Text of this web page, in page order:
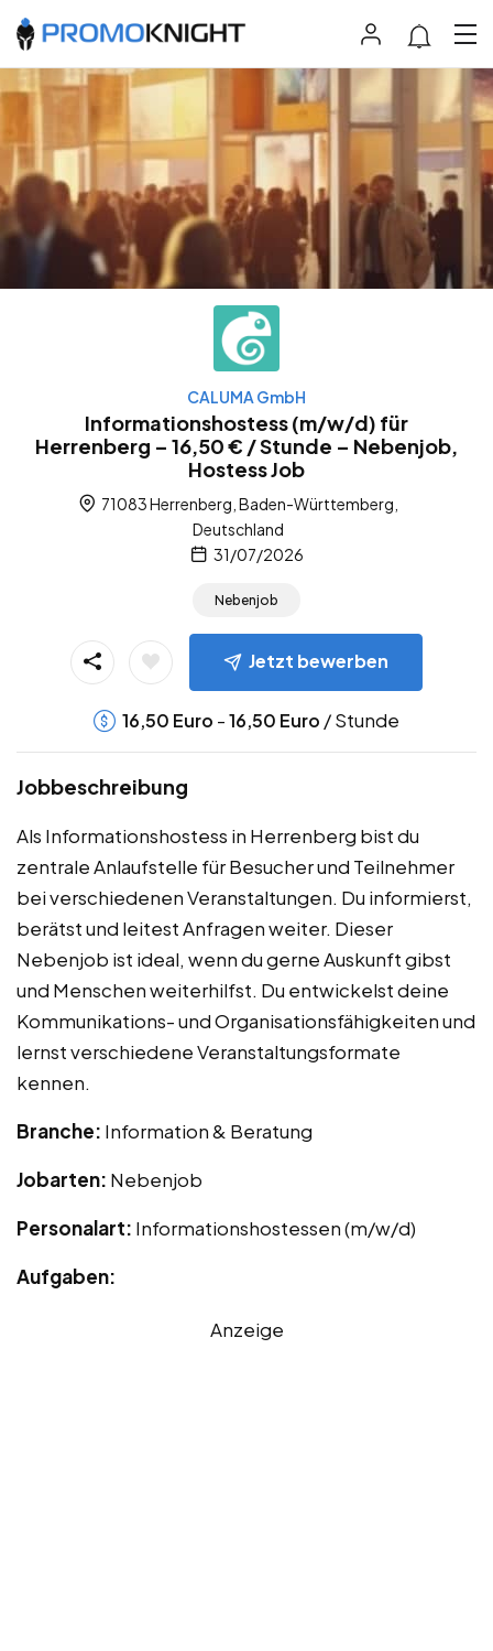
CALUMA GmbH
Informationshostess (m/w/d) für
Herrenberg – 16,50 € / Stunde – Nebenjob,
Hostess Job
71083 Herrenberg, Baden-Württemberg,
Deutschland
31/07/2026
Nebenjob
Jetzt bewerben
16,50 Euro -16,50 Euro / Stunde
Jobbeschreibung
Als Informationshostess in Herrenberg bist du
zentrale Anlaufstelle für Besucher und Teilnehmer
bei verschiedenen Veranstaltungen. Du informierst,
berätst und leitest Anfragen weiter. Dieser
Nebenjob ist ideal, wenn du gerne Auskunft gibst
und Menschen weiterhilfst. Du entwickelst deine
Kommunikations- und Organisationsfähigkeiten und
lernst verschiedene Veranstaltungsformate
kennen.
Branche: Information & Beratung
Jobarten: Nebenjob
Personalart: Informationshostessen (m/w/d)
Aufgaben:
Anzeige